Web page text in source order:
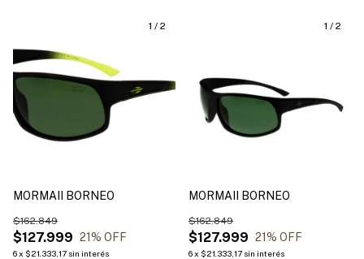
1 / 2
MORMAII BORNEO
$127.999
$162.849
21% OFF
6x $21.333,17 sin interés
1 / 2
MORMAII BORNEO
$127.999
$162.849
21% OFF
6x $21.333,17 sin interés